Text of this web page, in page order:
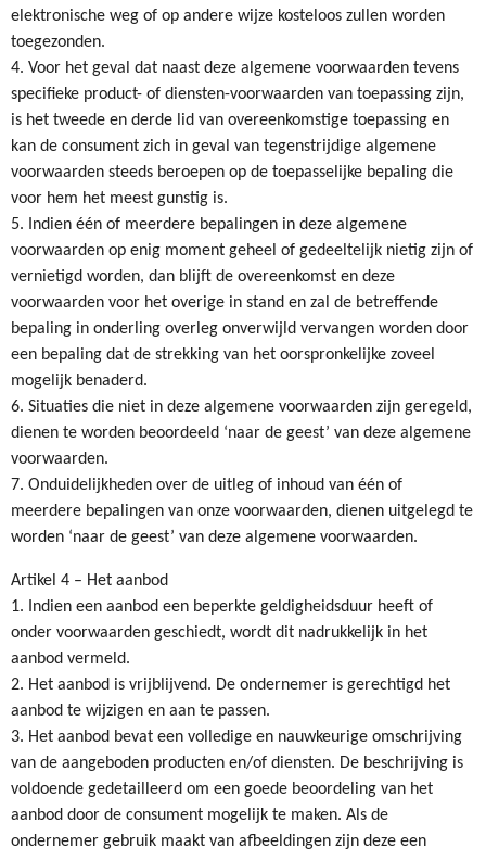
elektronische weg of op andere wijze kosteloos zullen worden
toegezonden.
4. Voor het geval dat naast deze algemene voorwaarden tevens
specifieke product- of diensten-voorwaarden van toepassing zijn,
is het tweede en derde lid van overeenkomstige toepassing en
kan de consument zich in geval van tegenstrijdige algemene
voorwaarden steeds beroepen op de toepasselijke bepaling die
voor hem het meest gunstig is.
5. Indien één of meerdere bepalingen in deze algemene
voorwaarden op enig moment geheel of gedeeltelijk nietig zijn of
vernietigd worden, dan blijft de overeenkomst en deze
voorwaarden voor het overige in stand en zal de betreffende
bepaling in onderling overleg onverwijld vervangen worden door
een bepaling dat de strekking van het oorspronkelijke zoveel
mogelijk benaderd.
6. Situaties die niet in deze algemene voorwaarden zijn geregeld,
dienen te worden beoordeeld ‘naar de geest’ van deze algemene
voorwaarden.
7. Onduidelijkheden over de uitleg of inhoud van één of
meerdere bepalingen van onze voorwaarden, dienen uitgelegd te
worden ‘naar de geest’ van deze algemene voorwaarden.
Artikel 4 – Het aanbod
1. Indien een aanbod een beperkte geldigheidsduur heeft of
onder voorwaarden geschiedt, wordt dit nadrukkelijk in het
aanbod vermeld.
2. Het aanbod is vrijblijvend. De ondernemer is gerechtigd het
aanbod te wijzigen en aan te passen.
3. Het aanbod bevat een volledige en nauwkeurige omschrijving
van de aangeboden producten en/of diensten. De beschrijving is
voldoende gedetailleerd om een goede beoordeling van het
aanbod door de consument mogelijk te maken. Als de
ondernemer gebruik maakt van afbeeldingen zijn deze een